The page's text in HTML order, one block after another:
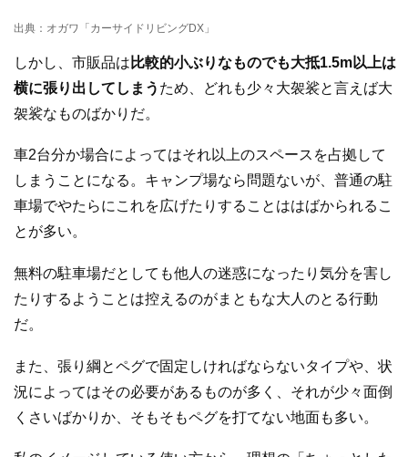
出典：オガワ「カーサイドリビングDX」
しかし、市販品は 比較的小ぶりなものでも大抵1.5m以上は
横に張り出してしまう ため、どれも少々大袈裟と言えば大
袈裟なものばかりだ。
車2台分か場合によってはそれ以上のスペースを占拠して
しまうことになる。キャンプ場なら問題ないが、普通の駐
車場でやたらにこれを広げたりすることははばかられるこ
とが多い。
無料の駐車場だとしても他人の迷惑になったり気分を害し
たりするようことは控えるのがまともな大人のとる行動
だ。
また、張り綱とペグで固定しければならないタイプや、状
況によってはその必要があるものが多く、それが少々面倒
くさいばかりか、そもそもペグを打てない地面も多い。